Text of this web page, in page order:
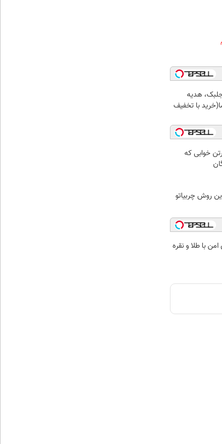
هدیه
با تخفیف
خوابی که
روش چربیاتو
با طلا و نقره